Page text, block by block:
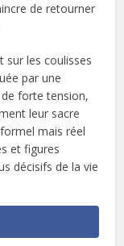
de retourner
sur les coulisses
par une
forte tension,
leur sacre
mais réel
et figures
décisifs de la vie